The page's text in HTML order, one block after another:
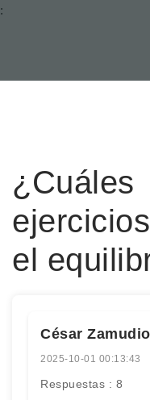
:
el
César Zamudio
2025-10-01 00:13:43
Respuestas : 8